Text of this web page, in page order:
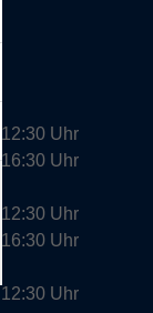
12:30 Uhr
Uhr
12:30 Uhr
16:30 Uhr
Uhr